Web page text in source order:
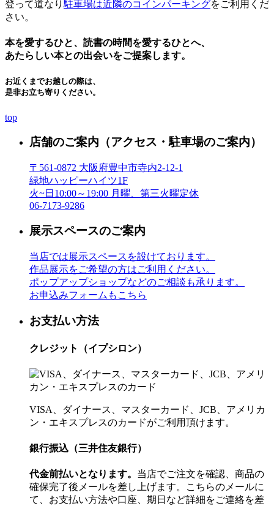
登って道なり 駐車場は近隣のコインパーキングをご利用くだ
さい。
本を愛するひと、読書の時間を愛するひとへ、
あたらしい本との出会いをご提案します。
お近くまでお越しの際は、
是非お立ち寄りください。
top
店舗のご案内 （アクセス・駐車場のご案内）
〒561-0872 大阪府豊中市寺内2-12-1
緑地ハッピーハイツ1F
火~日10:00～19:00 月曜、第三火曜定休
06-7173-9286
展示スペースのご案内
当店では展示スペースを設けております。
作品展示をご希望の方はご利用ください。
ポップアップショップなどのご相談も承ります。
お申込みフォームもこちら
お支払い方法
クレジット（イプシロン）
VISA、ダイナース、マスターカード、JCB、アメリカ
ン・エキスプレスのカードがご利用頂けます。
銀行振込（三井住友銀行）
代金前払いとなります。 当店でご注文を確認、商品の
確保完了後メールを差し上げます。こちらのメールに
て、お支払い方法や口座、期日など詳細をご連絡を差